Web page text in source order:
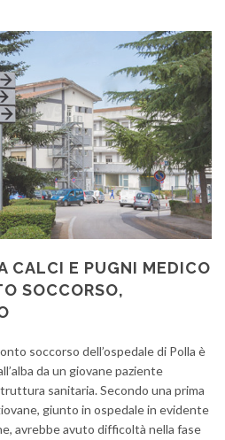
CALCI E PUGNI MEDICO
SOCCORSO,
soccorso dell’ospedale di Polla è
da un giovane paziente
sanitaria. Secondo una prima
giunto in ospedale in evidente
avrebbe avuto difficoltà nella fase